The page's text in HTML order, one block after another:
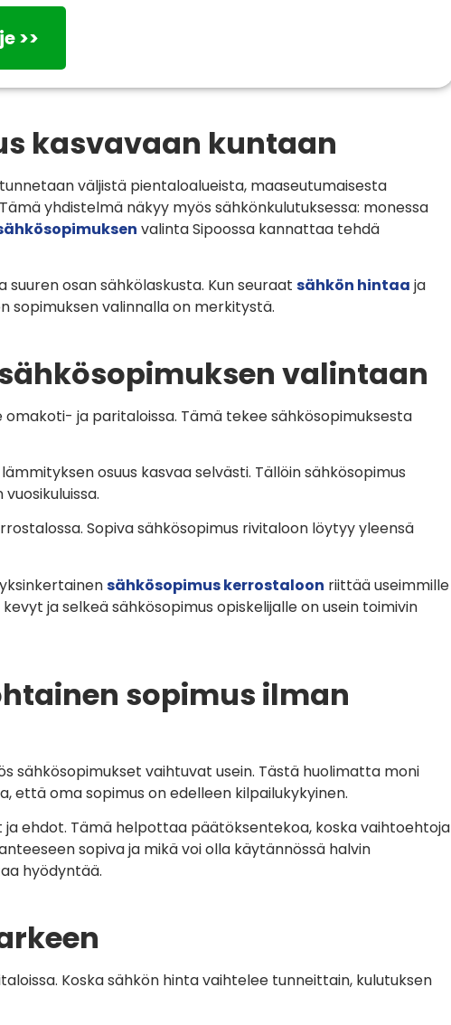
>>
kasvavaan kuntaan
väljistä pientaloalueista, maaseutumaisesta
yhdistelmä näkyy myös sähkönkulutuksessa: monessa
valinta Sipoossa kannattaa tehdä
osan sähkölaskusta. Kun seuraat sähkön hintaa ja
sopimuksen valinnalla on merkitystä.
valintaan
omakoti- ja paritaloissa. Tämä tekee sähkösopimuksesta
osuus kasvaa selvästi. Tällöin sähkösopimus
Sopiva sähkösopimus rivitaloon löytyy yleensä
sähkösopimus kerrostaloon riittää useimmille
ja selkeä sähkösopimus opiskelijalle on usein toimivin
sopimus ilman
sähkösopimukset vaihtuvat usein. Tästä huolimatta moni
että oma sopimus on edelleen kilpailukykyinen.
ehdot. Tämä helpottaa päätöksentekoa, koska vaihtoehtoja
sopiva ja mikä voi olla käytännössä halvin
hyödyntää.
Koska sähkön hinta vaihtelee tunneittain, kulutuksen